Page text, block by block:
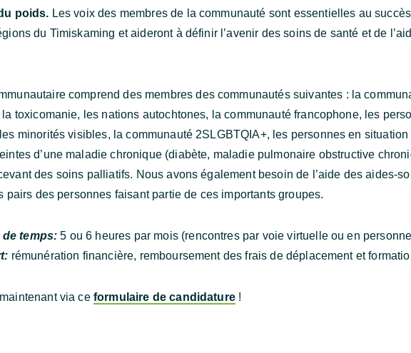
poids. Les voix des membres de la communauté sont essentielles au
du Timiskaming et aideront à définir l’avenir des soins de santé et de
comprend des membres des communautés suivantes : la
toxicomanie, les nations autochtones, la communauté francophone, les
minorités visibles, la communauté 2SLGBTQIA+, les personnes en
d’une maladie chronique (diabète, maladie pulmonaire obstructive
des soins palliatifs. Nous avons également besoin de l’aide des aides-
pairs des personnes faisant partie de ces importants groupes.
temps: 5 ou 6 heures par mois (rencontres par voie virtuelle ou en
rémunération financière, remboursement des frais de déplacement et
via ce formulaire de candidature!